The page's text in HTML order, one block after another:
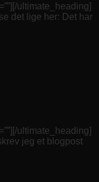
ultimate_heading]
det lige her: Det har
ultimate_heading]
jeg et blogpost